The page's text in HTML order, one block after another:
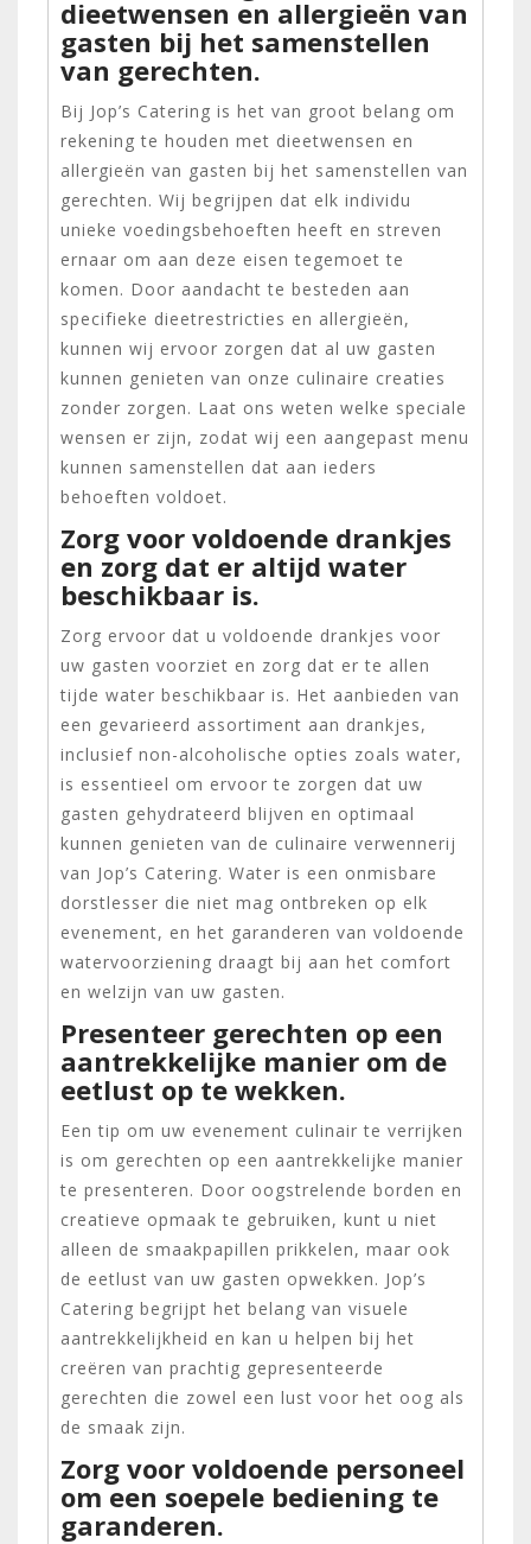
dieetwensen en allergieën van
gasten bij het samenstellen
van gerechten.
Bij Jop’s Catering is het van groot belang om
rekening te houden met dieetwensen en
allergieën van gasten bij het samenstellen van
gerechten. Wij begrijpen dat elk individu
unieke voedingsbehoeften heeft en streven
ernaar om aan deze eisen tegemoet te
komen. Door aandacht te besteden aan
specifieke dieetrestricties en allergieën,
kunnen wij ervoor zorgen dat al uw gasten
kunnen genieten van onze culinaire creaties
zonder zorgen. Laat ons weten welke speciale
wensen er zijn, zodat wij een aangepast menu
kunnen samenstellen dat aan ieders
behoeften voldoet.
Zorg voor voldoende drankjes
en zorg dat er altijd water
beschikbaar is.
Zorg ervoor dat u voldoende drankjes voor
uw gasten voorziet en zorg dat er te allen
tijde water beschikbaar is. Het aanbieden van
een gevarieerd assortiment aan drankjes,
inclusief non-alcoholische opties zoals water,
is essentieel om ervoor te zorgen dat uw
gasten gehydrateerd blijven en optimaal
kunnen genieten van de culinaire verwennerij
van Jop’s Catering. Water is een onmisbare
dorstlesser die niet mag ontbreken op elk
evenement, en het garanderen van voldoende
watervoorziening draagt bij aan het comfort
en welzijn van uw gasten.
Presenteer gerechten op een
aantrekkelijke manier om de
eetlust op te wekken.
Een tip om uw evenement culinair te verrijken
is om gerechten op een aantrekkelijke manier
te presenteren. Door oogstrelende borden en
creatieve opmaak te gebruiken, kunt u niet
alleen de smaakpapillen prikkelen, maar ook
de eetlust van uw gasten opwekken. Jop’s
Catering begrijpt het belang van visuele
aantrekkelijkheid en kan u helpen bij het
creëren van prachtig gepresenteerde
gerechten die zowel een lust voor het oog als
de smaak zijn.
Zorg voor voldoende personeel
om een soepele bediening te
garanderen.